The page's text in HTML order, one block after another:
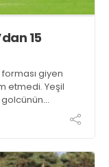
15
giyen
etmedi. Yeşil